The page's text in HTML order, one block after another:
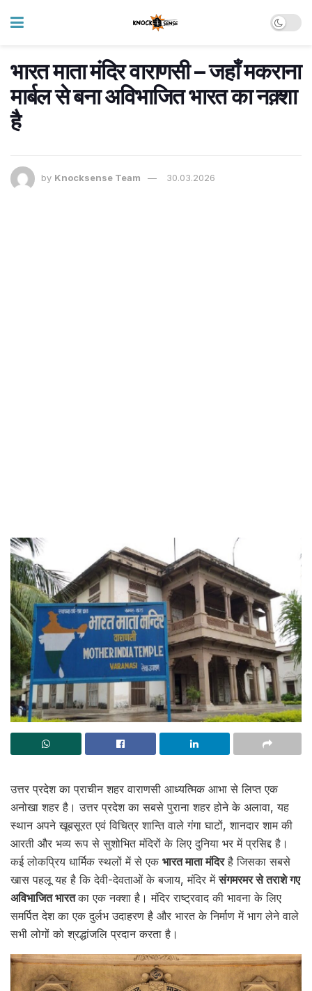
भारत माता मंदिर वाराणसी – जहाँ मकराना
मार्बल से बना अविभाजित भारत का नक़्शा
है
by Knocksense Team 30.03.2026
उत्तर प्रदेश का प्राचीन शहर वाराणसी आध्यत्मिक आभा से लिप्त एक
अनोखा शहर है। उत्तर प्रदेश का सबसे पुराना शहर होने के अलावा, यह
स्थान अपने खूबसूरत एवं विचित्र शान्ति वाले गंगा घाटों, शानदार शाम की
आरती और भव्य रूप से सुशोभित मंदिरों के लिए दुनिया भर में प्रसिद्द है।
कई लोकप्रिय धार्मिक स्थलों में से एक भारत माता मंदिरहै जिसका सबसे
खास पहलू यह है कि देवी-देवताओं के बजाय, मंदिर मेंसंगमरमर से तराशे गए
अविभाजित भारतका एक नक्शा है। मंदिर राष्ट्रवाद की भावना के लिए
समर्पित देश का एक दुर्लभ उदाहरण है और भारत के निर्माण में भाग लेने वाले
सभी लोगों को श्रद्धांजलि प्रदान करता है।